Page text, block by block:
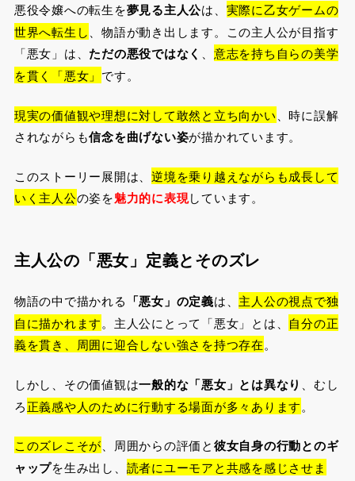
悪役令嬢への転生を夢見る主人公は、 実際に乙女ゲームの
世界へ転生し
、物語が動き出します。この主人公が目指す
「悪女」は、 ただの悪役ではなく
意志を持ち自らの美学
を貫く「悪女」 です。
現実の価値観や理想に対して敢然と立ち向かい 、時に誤解
されながらも信念を曲げない姿が描かれています。
このストーリー展開は、逆境を乗り越えながらも成長して
いく主人公の姿を魅力的に表現しています。
主人公の「悪女」定義とそのズレ
物語の中で描かれる 「悪女」の定義は、 主人公の視点で独
自に描かれます。主人公にとって「悪女」とは、 自分の正
義を貫き、周囲に迎合しない強さを持つ存在。
しかし、その価値観は一般的な「悪女」とは異なり
、むし
ろ正義感や人のために行動する場面が多々あります。
このズレこそが 、周囲からの評価と彼女自身の行動とのギ
ャップを生み出し、 読者にユーモアと共感を感じさせま